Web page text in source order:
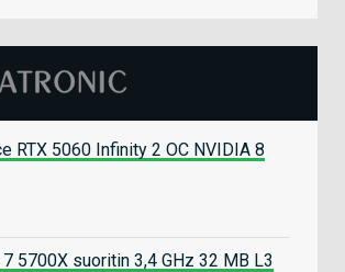
RTX 5060 Infinity 2 OC NVIDIA 8
5700X suoritin 3,4 GHz 32 MB L3